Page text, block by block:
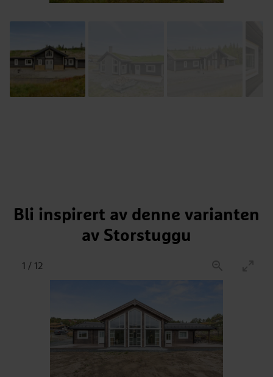
Bli inspirert av denne varianten
av Storstuggu
1 / 12